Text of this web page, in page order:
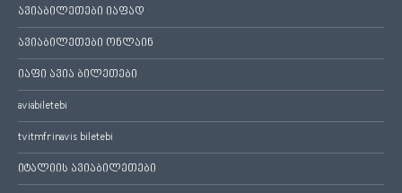
ავიაბილეთები იაფად
ავიაბილეთები ონლაინ
იაფი ავია ბილეთები
aviabiletebi
tvitmfrinavis biletebi
იტალიის ავიაბილეთები